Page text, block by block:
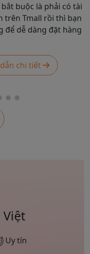
buộc là phải có tài
trên Tmall rồi thì bạn
để dễ dàng đặt hàng
chi tiết
Uy tín